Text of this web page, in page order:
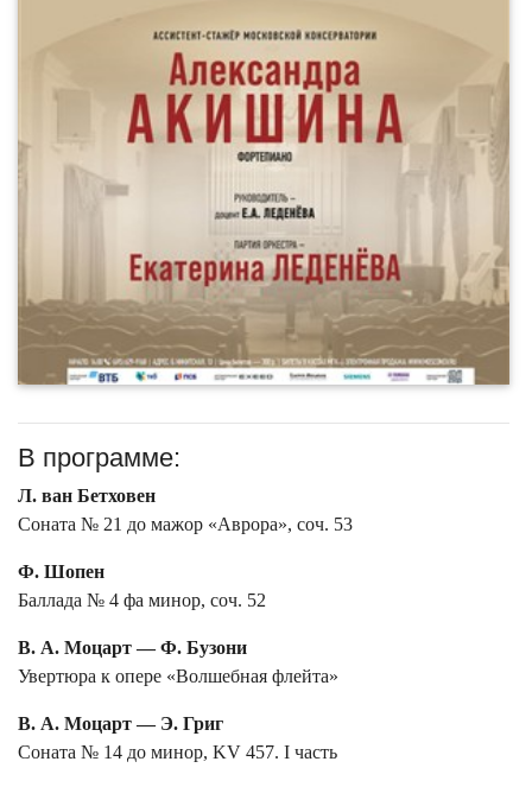
В программе:
Л. ван Бетховен
Соната № 21 до мажор «Аврора», соч. 53
Ф. Шопен
Баллада № 4 фа минор, соч. 52
В. А. Моцарт — Ф. Бузони
Увертюра к опере «Волшебная флейта»
В. А. Моцарт — Э. Григ
Соната № 14 до минор, KV 457. I часть